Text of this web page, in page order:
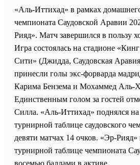
«Аль-Иттихад» в рамках
чемпионата Саудовской Аравии
Рияд». Матч завершился в пользу
Игра состоялась на стадионе
Сити» (Джидда, Саудовская
принесли голы экс-форварда
Карима Бензема и Мохаммед Аль-
Единственным голом за гостей
Силла. «Аль-Иттихад» поднялся на
турнирной таблице саудовского
девяти матчах 14 очков. «Эр-Рияд»
турнирной таблице чемпионата
восемью баллами в активе.